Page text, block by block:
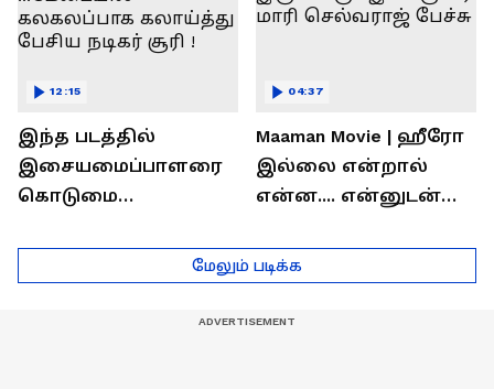
இந்த படத்தில்
இசையமைப்பாளரை
கொடுமை
...மேடையில்
கலகலப்பாக
12:15
Maaman Movie | ஹீரோ
இல்லை என்றால்
என்ன.... என்னுடன்
இயக்குனர் மாரி
செல்வராஜ் பேச்சு
04:37
மேலும் படிக்க